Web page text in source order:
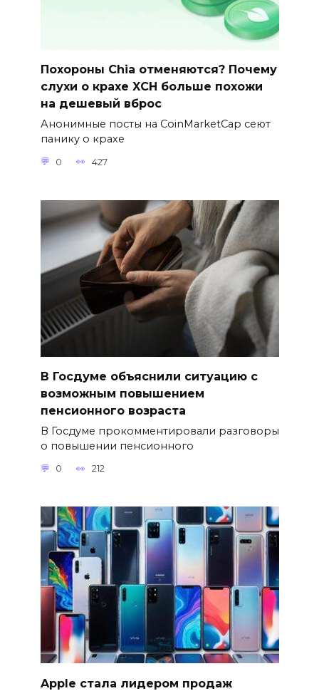
Похороны Chia отменяются? Почему
слухи о крахе XCH больше похожи
на дешевый вброс
Анонимные посты на CoinMarketCap сеют
панику о крахе
0 427
В Госдуме объяснили ситуацию с
возможным повышением
пенсионного возраста
В Госдуме прокомментировали разговоры
о повышении пенсионного
0 212
Apple стала лидером продаж